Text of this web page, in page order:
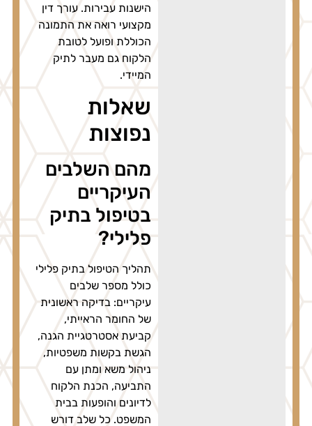
הישנות עבירות. עורך דין
מקצועי רואה את התמונה
הכוללת ופועל לטובת
הלקוח גם מעבר לתיק
המיידי.
שאלות
נפוצות
מהם השלבים
העיקריים
בטיפול בתיק
פלילי?
תהליך הטיפול בתיק פלילי
כולל מספר שלבים
עיקריים: בדיקה ראשונית
של החומר הראייתי,
קביעת אסטרטגיית הגנה,
הגשת בקשות משפטיות,
ניהול משא ומתן עם
התביעה, הכנת הלקוח
לדיונים והופעות בבית
המשפט. כל שלב דורש